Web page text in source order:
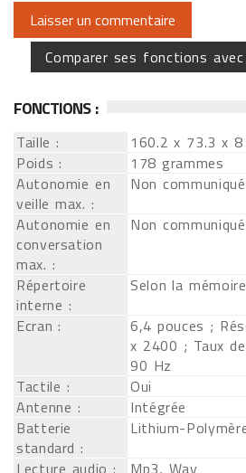
Comparer ses fonctions
FONCTIONS :
Taille :
160.2 x 73.3 x
Poids :
178 grammes
Autonomie en
veille max. :
Non communiqué
Autonomie en
conversation
max. :
Non communiqué
Répertoire
interne :
Selon la
Ecran :
6,4 pouces ;
x 2400 ; Taux
90 Hz
Tactile :
Oui
Antenne :
Intégrée
Batterie
standard :
Lithium-
Lecture audio :
Mp3, Wav